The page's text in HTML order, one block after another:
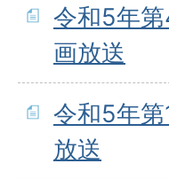
令和5年
画放送
令和5年
放送